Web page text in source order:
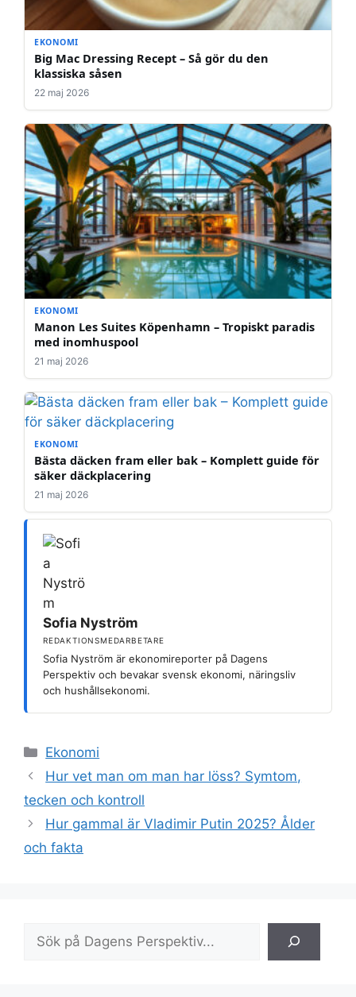
EKONOMI
Big Mac Dressing Recept – Så gör du den
klassiska såsen
22 maj 2026
EKONOMI
Manon Les Suites Köpenhamn – Tropiskt paradis
med inomhuspool
21 maj 2026
EKONOMI
Bästa däcken fram eller bak – Komplett guide för
säker däckplacering
21 maj 2026
Sofia Nyström
REDAKTIONSMEDARBETARE
Sofia Nyström är ekonomireporter på Dagens
Perspektiv och bevakar svensk ekonomi, näringsliv
och hushållsekonomi.
Kategorier
Ekonomi
Hur vet man om man har löss? Symtom,
tecken och kontroll
Hur gammal är Vladimir Putin 2025? Ålder
och fakta